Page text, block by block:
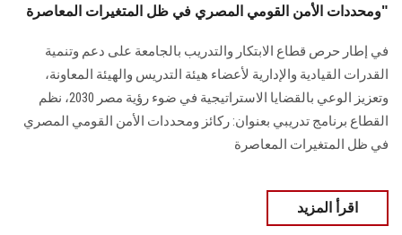
سجل الان
ومحددات الأمن القومي المصري في ظل المتغيرات المعاصرة"
في إطار حرص قطاع الابتكار والتدريب بالجامعة على دعم وتنمية
القدرات القيادية والإدارية لأعضاء هيئة التدريس والهيئة المعاونة،
وتعزيز الوعي بالقضايا الاستراتيجية في ضوء رؤية مصر 2030، نظم
القطاع برنامج تدريبي بعنوان: ركائز ومحددات الأمن القومي المصري
في ظل المتغيرات المعاصرة
اقرأ المزيد